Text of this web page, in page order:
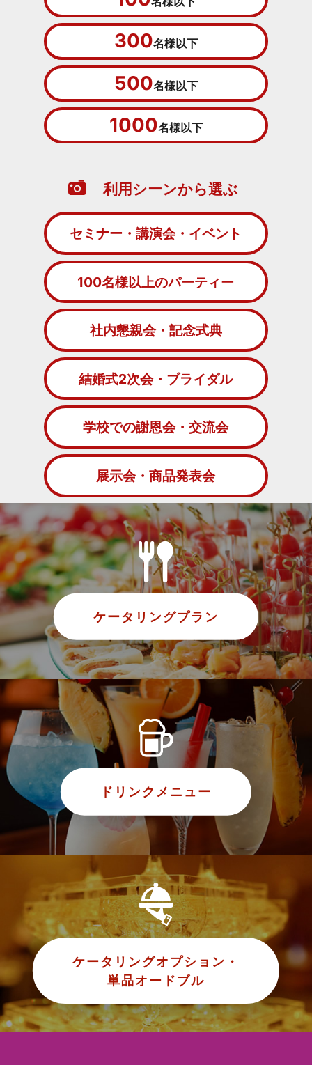
300名様以下
500名様以下
1000名様以下
利用シーンから選ぶ
セミナー・講演会・イベント
100名様以上のパーティー
社内懇親会・記念式典
結婚式2次会・ブライダル
学校での謝恩会・交流会
展示会・商品発表会
ケータリングプラン
ドリンクメニュー
ケータリングオプション・
単品オードブル